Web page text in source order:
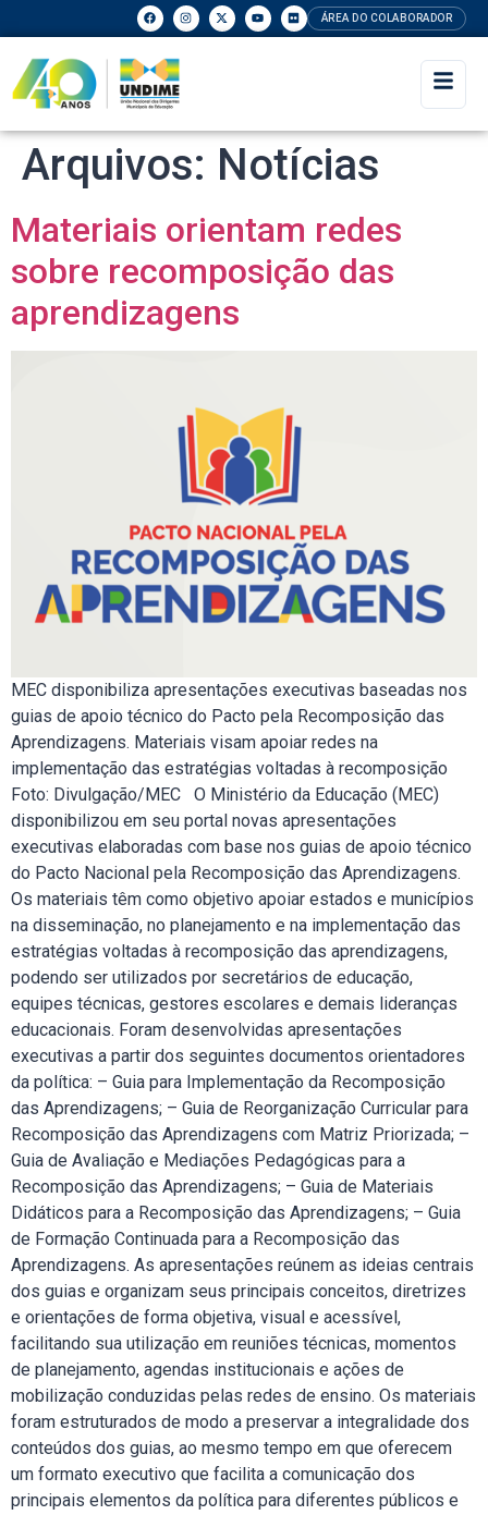
ÁREA DO COLABORADOR
Arquivos: Notícias
Materiais orientam redes
sobre recomposição das
aprendizagens
MEC disponibiliza apresentações executivas baseadas nos
guias de apoio técnico do Pacto pela Recomposição das
Aprendizagens. Materiais visam apoiar redes na
implementação das estratégias voltadas à recomposição
Foto: Divulgação/MEC O Ministério da Educação (MEC)
disponibilizou em seu portal novas apresentações
executivas elaboradas com base nos guias de apoio técnico
do Pacto Nacional pela Recomposição das Aprendizagens.
Os materiais têm como objetivo apoiar estados e municípios
na disseminação, no planejamento e na implementação das
estratégias voltadas à recomposição das aprendizagens,
podendo ser utilizados por secretários de educação,
equipes técnicas, gestores escolares e demais lideranças
educacionais. Foram desenvolvidas apresentações
executivas a partir dos seguintes documentos orientadores
da política: – Guia para Implementação da Recomposição
das Aprendizagens; – Guia de Reorganização Curricular para
Recomposição das Aprendizagens com Matriz Priorizada; –
Guia de Avaliação e Mediações Pedagógicas para a
Recomposição das Aprendizagens; – Guia de Materiais
Didáticos para a Recomposição das Aprendizagens; – Guia
de Formação Continuada para a Recomposição das
Aprendizagens. As apresentações reúnem as ideias centrais
dos guias e organizam seus principais conceitos, diretrizes
e orientações de forma objetiva, visual e acessível,
facilitando sua utilização em reuniões técnicas, momentos
de planejamento, agendas institucionais e ações de
mobilização conduzidas pelas redes de ensino. Os materiais
foram estruturados de modo a preservar a integralidade dos
conteúdos dos guias, ao mesmo tempo em que oferecem
um formato executivo que facilita a comunicação dos
principais elementos da política para diferentes públicos e